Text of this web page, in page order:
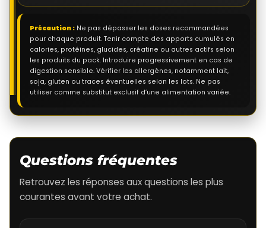
Précaution : Ne pas dépasser les doses recommandées
pour chaque produit. Tenir compte des apports cumulés en
calories, protéines, glucides, créatine ou autres actifs selon
les produits du pack. Introduire progressivement en cas de
digestion sensible. Vérifier les allergènes, notamment lait,
soja, gluten ou traces éventuelles selon les lots. Ne pas
utiliser comme substitut exclusif d’une alimentation variée.
Questions fréquentes
Retrouvez les réponses aux questions les plus
courantes avant votre achat.